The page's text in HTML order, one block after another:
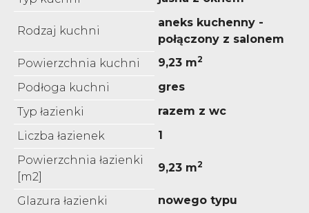
Rodzaj kuchni
aneks kuchenny -
połączony z salonem
Powierzchnia kuchni
9,23 m2
Podłoga kuchni
gres
Typ łazienki
razem z wc
Liczba łazienek
1
Powierzchnia łazienki
[m2]
9,23 m2
Glazura łazienki nowego typu